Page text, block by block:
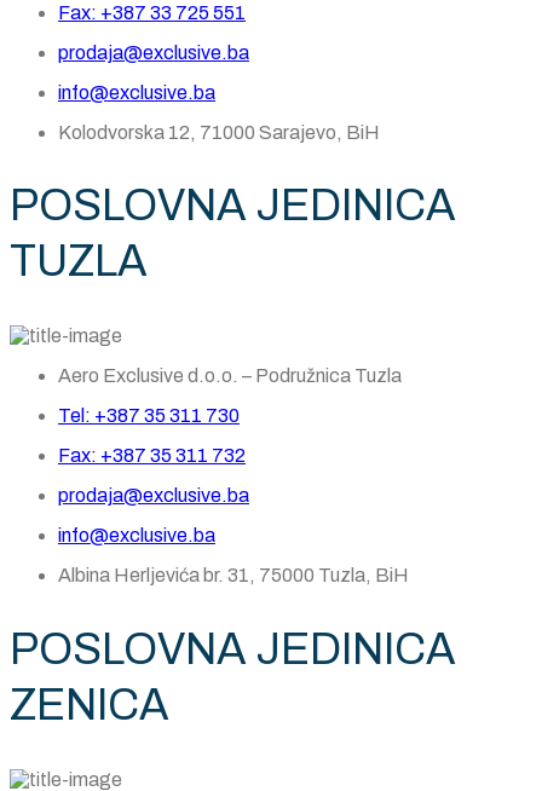
Fax: +387 33 725 551
prodaja@exclusive.ba
info@exclusive.ba
Kolodvorska 12, 71000 Sarajevo, BiH
POSLOVNA JEDINICA
TUZLA
Aero Exclusive d.o.o. – Podružnica Tuzla
Tel: +387 35 311 730
Fax: +387 35 311 732
prodaja@exclusive.ba
info@exclusive.ba
Albina Herljevića br. 31, 75000 Tuzla, BiH
POSLOVNA JEDINICA
ZENICA